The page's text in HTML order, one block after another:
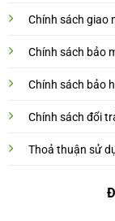
Chính sách giao
Chính sách bảo
Chính sách bảo
Chính sách đổi
Thoả thuận sử